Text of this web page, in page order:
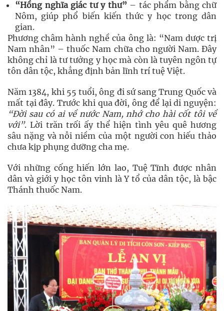
“Hồng nghĩa giác tư y thư”– tác phẩm bằng chữ
Nôm, giúp phổ biến kiến thức y học trong dân
gian.
Phương châm hành nghề của ông là: “Nam dược trị
Nam nhân” – thuốc Nam chữa cho người Nam. Đây
không chỉ là tư tưởng y học mà còn là tuyên ngôn tự
tôn dân tộc, khẳng định bản lĩnh trí tuệ Việt.
Năm 1384, khi 55 tuổi, ông đi sứ sang Trung Quốc và
mất tại đây. Trước khi qua đời, ông để lại di nguyện:
“Đời sau có ai về nước Nam, nhớ cho hài cốt tôi về
với”. Lời trăn trối ấy thể hiện tình yêu quê hương
sâu nặng và nỗi niềm của một người con hiếu thảo
chưa kịp phụng dưỡng cha mẹ.
Với những cống hiến lớn lao, Tuệ Tĩnh được nhân
dân và giới y học tôn vinh là Y tổ của dân tộc, là bậc
Thánh thuốc Nam.